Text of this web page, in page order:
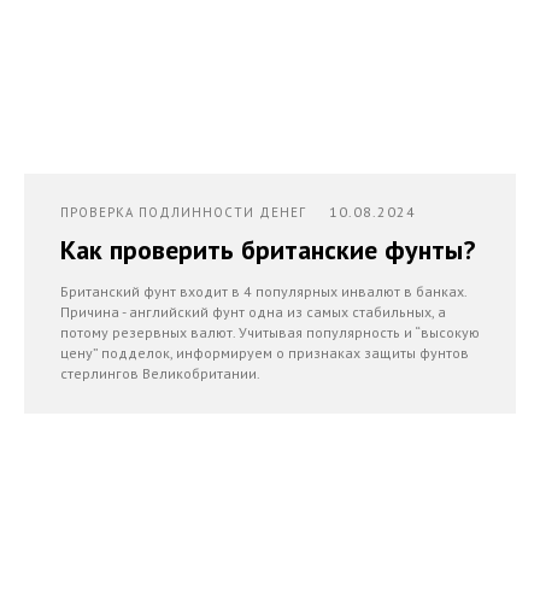
ПРОВЕРКА ПОДЛИННОСТИ ДЕНЕГ 10.08.2024
Как проверить британские фунты?
Британский фунт входит в 4 популярных инвалют в банках.
Причина - английский фунт одна из самых стабильных, а
потому резервных валют. Учитывая популярность и “высокую
цену” подделок, информируем о признаках защиты фунтов
стерлингов Великобритании.